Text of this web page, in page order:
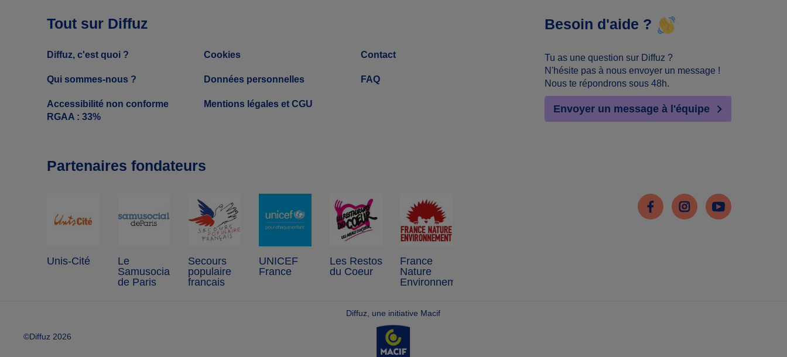
Tout sur Diffuz
Diffuz, c'est quoi ?
Qui sommes-nous ?
Accessibilité non conforme
RGAA : 33%
Cookies
Données personnelles
Mentions légales et CGU
Contact
FAQ
Besoin d'aide ?
Tu as une question sur Diffuz ?
N'hésite pas à nous envoyer un message !
Nous te répondrons sous 48h.
Envoyer un message à l'équipe
Partenaires fondateurs
Unis-Cité
Le
Samusocial
de Paris
Secours
populaire
français
UNICEF
France
Les Restos
du Coeur
France
Nature
Environnement
FacebookInstagramYoutube
©Diffuz 2026
Diffuz, une initiative Macif